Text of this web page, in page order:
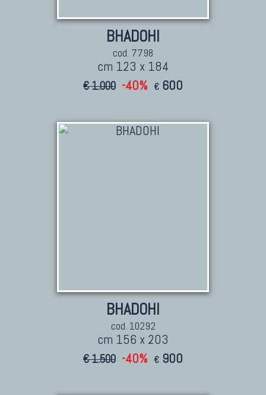
TAPPETI PERSIANI
Tappeti Persiani Vecchi
Collezione Zigler
TAPPETI CAUCASICI
BHADOHI
cod. 7798
cm 123 x 184
€ 1.000 -40% € 600
BHADOHI
cod. 10292
cm 156 x 203
€ 1.500 -40% € 900